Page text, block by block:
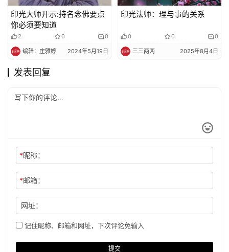
印光大师开示:持名念佛要点
你必须要知道
2 0 0
编辑：庄雅婷 2024年5月19日
印光法师：理与事的关系
0 0 0
三三两两 2025年8月4日
发表回复
*昵称：
*邮箱：
网址：
记住昵称、邮箱和网址，下次评论免输入
提交